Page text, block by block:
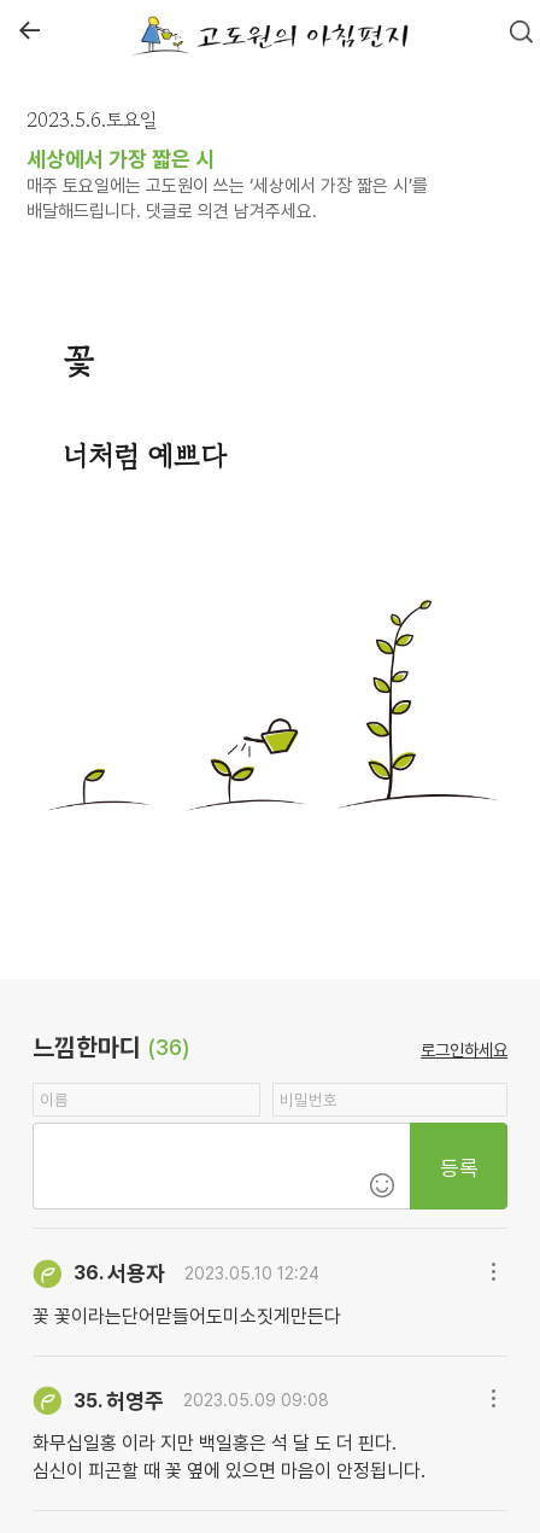
←
2023.5.6.토요일
세상에서 가장 짧은 시
매주 토요일에는 고도원이 쓰는 ‘세상에서 가장 짧은 시’를
배달해드립니다. 댓글로 의견 남겨주세요.
꽃
너처럼 예쁘다
느낌한마디 (36) 로그인하세요
등록
36.서용자 2023.05.10 12:24
꽃 꽃이라는단어맏들어도미소짓게만든다
35.허영주 2023.05.09 09:08
화무십일홍 이라 지만 백일홍은 석 달 도 더 핀다.
심신이 피곤할 때 꽃 옆에 있으면 마음이 안정됩니다.